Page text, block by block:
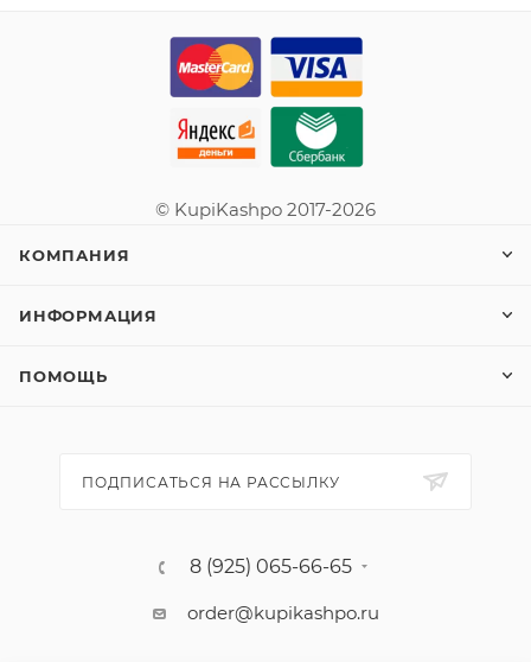
© KupiKashpo 2017-2026
КОМПАНИЯ
ИНФОРМАЦИЯ
ПОМОЩЬ
ПОДПИСАТЬСЯ НА РАССЫЛКУ
8 (925) 065-66-65
order@kupikashpo.ru